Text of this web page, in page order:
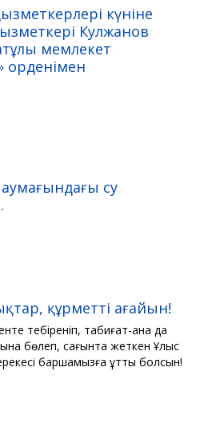
күніне
Кулжанов
мемлекет
орденімен
су
құрметті ағайын!
тебіреніп, табиғат-ана да
бөлеп, сағынта жеткен Ұлыс
баршамызға құтты болсын!